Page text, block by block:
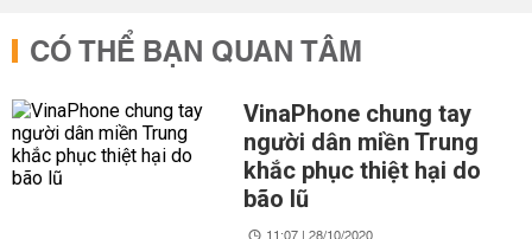
CÓ THỂ BẠN QUAN TÂM
VinaPhone chung tay
người dân miền Trung
khắc phục thiệt hại do
bão lũ